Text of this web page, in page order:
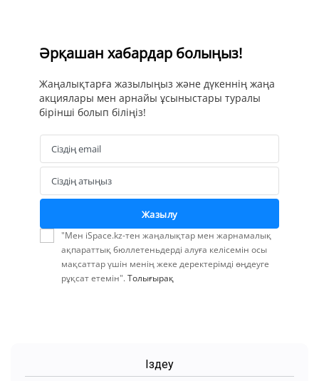
Әрқашан хабардар болыңыз!
Жаңалықтарға жазылыңыз және дүкеннің жаңа
акциялары мен арнайы ұсыныстары туралы
бірінші болып біліңіз!
Email
Сіздің email
Name
Сіздің атыңыз
Жазылу
"Мен iSpace.kz-тен жаңалықтар мен жарнамалық
ақпараттық бюллетеньдерді алуға келісемін осы
мақсаттар үшін менің жеке деректерімді өңдеуге
рұқсат етемін".Толығырақ
Іздеу